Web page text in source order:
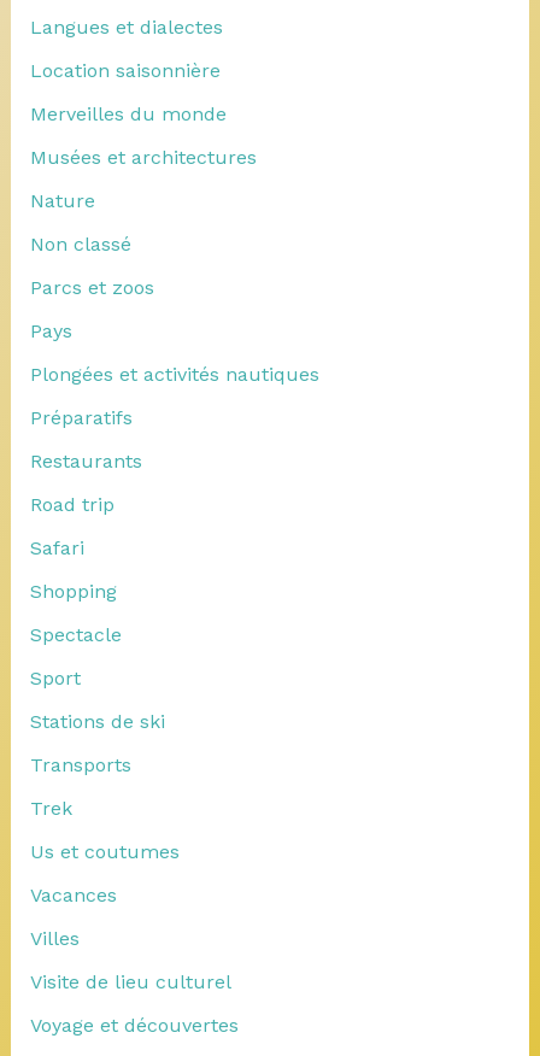
Langues et dialectes
Location saisonnière
Merveilles du monde
Musées et architectures
Nature
Non classé
Parcs et zoos
Pays
Plongées et activités nautiques
Préparatifs
Restaurants
Road trip
Safari
Shopping
Spectacle
Sport
Stations de ski
Transports
Trek
Us et coutumes
Vacances
Villes
Visite de lieu culturel
Voyage et découvertes